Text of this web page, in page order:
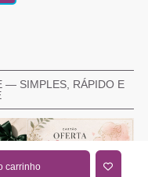
carrinho
— SIMPLES, RÁPIDO E